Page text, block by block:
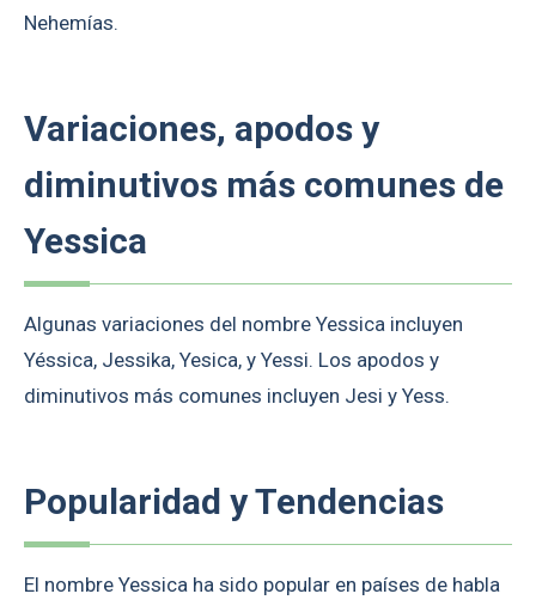
Nehemías.
Variaciones, apodos y
diminutivos más comunes de
Yessica
Algunas variaciones del nombre Yessica incluyen
Yéssica, Jessika, Yesica, y Yessi. Los apodos y
diminutivos más comunes incluyen Jesi y Yess.
Popularidad y Tendencias
El nombre Yessica ha sido popular en países de habla